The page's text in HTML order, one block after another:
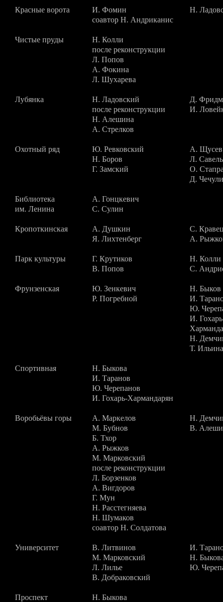
Красные ворота
И. Фомин
соавтор Н. Андриканис
Н.
Чистые пруды
Н. Колли
после реконструкции
Л. Попов
А. Фокина
Л. Шухарева
Лубянка
Н. Ладовский
после реконструкции
Н. Алешина
А. Стрелков
Д.
И.
Охотный ряд
Ю. Ревковский
Н. Боров
Г. Замский
А. Щусев
Л.
О.
Д.
Библиотека
им. Ленина
А. Гонцкевич
С. Сулин
Кропоткинская
А. Душкин
Я. Лихтенберг
С.
А.
Парк культуры
Г. Крутиков
В. Попов
Н. Колли
С.
Фрунзенская
Ю. Зенкевич
Р. Погребной
Н. Быков
И.
Ю.
И.
Н.
Т. Ильина
Спортивная
Н. Быкова
И. Таранов
Ю. Черепанов
И. Гохарь-Хармандарян
Воробьёвы горы
А. Маркелов
М. Бубнов
Б. Тхор
А. Рыжков
М. Марковский
после реконструкции
Л. Борзенков
А. Вигдоров
Г. Мун
Н. Расстегняева
Н. Шумаков
соавтор Н. Солдатова
Н.
В.
Университет
В. Литвинов
М. Марковский
Л. Лилье
В. Добраковский
И.
Н.
Ю.
Проспект
Н. Быкова